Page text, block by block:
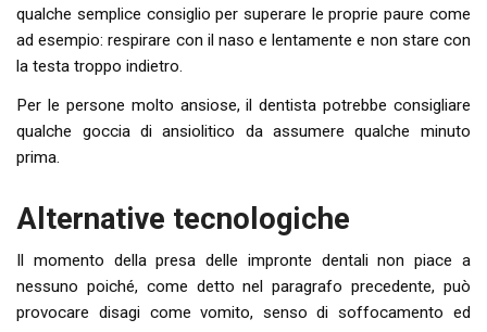
qualche semplice consiglio per superare le proprie paure come
ad esempio: respirare con il naso e lentamente e non stare con
la testa troppo indietro.
Per le persone molto ansiose, il dentista potrebbe consigliare
qualche goccia di ansiolitico da assumere qualche minuto
prima.
Alternative tecnologiche
Il momento della presa delle impronte dentali non piace a
nessuno poiché, come detto nel paragrafo precedente, può
provocare disagi come vomito, senso di soffocamento ed